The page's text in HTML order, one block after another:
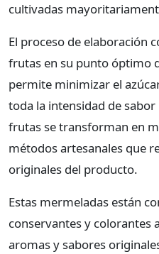
cultivadas
El proceso de elaboración
frutas en su punto óptimo
permite minimizar el
toda la intensidad de
frutas se transforman en
métodos artesanales que
originales del producto.
Estas mermeladas están
conservantes y colorantes
aromas y sabores